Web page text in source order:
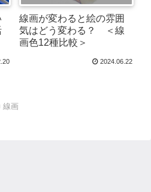
線画が変わると絵の雰囲
気はどう変わる？ ＜線
画色12種比較＞
2024.06.22
線画